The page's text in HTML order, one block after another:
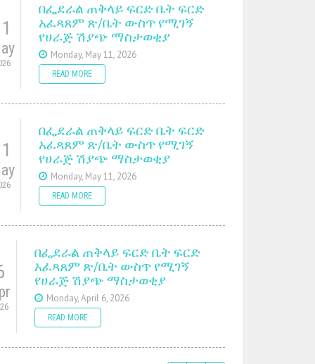
በፌደራል ጠቅላይ ፍርድ ቤት ፍርድ
አፈጻጸም ጽ/ቤት ውስጥ የሚገኝ
የሀራጅ ሽያጭ ማስታወቂያ
Monday, May 11, 2026
READ MORE
በፌደራል ጠቅላይ ፍርድ ቤት ፍርድ
አፈጻጸም ጽ/ቤት ውስጥ የሚገኝ
የሀራጅ ሽያጭ ማስታወቂያ
Monday, May 11, 2026
READ MORE
በፌደራል ጠቅላይ ፍርድ ቤት ፍርድ
አፈጻጸም ጽ/ቤት ውስጥ የሚገኝ
የሀራጅ ሽያጭ ማስታወቂያ
Monday, April 6, 2026
READ MORE